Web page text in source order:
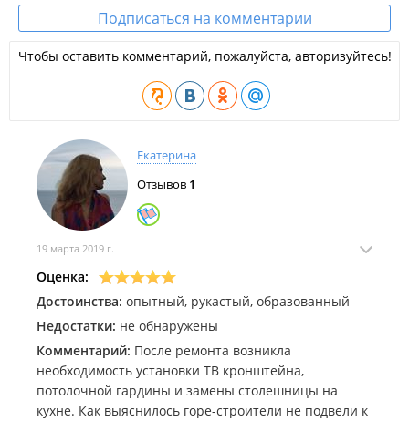
Подписаться на комментарии
Чтобы оставить комментарий, пожалуйста, авторизуйтесь!
Екатерина
Отзывов 1
19 марта 2019 г.
Оценка:
Достоинства: опытный, рукастый, образованный
Недостатки: не обнаружены
Комментарий: После ремонта возникла
необходимость установки ТВ кронштейна,
потолочной гардины и замены столешницы на
кухне. Как выяснилось горе-строители не подвели к